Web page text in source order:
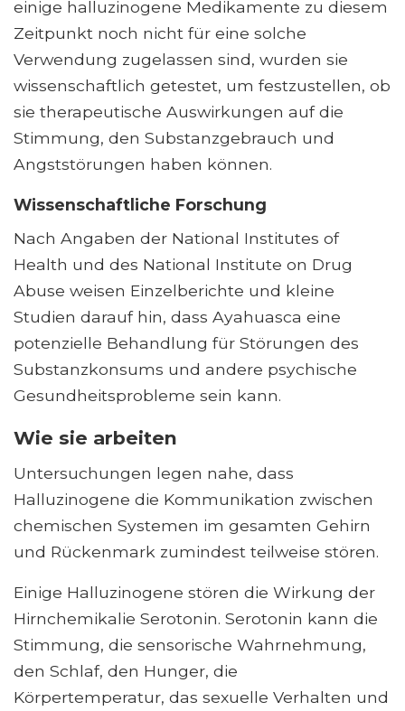
einige halluzinogene Medikamente zu diesem
Zeitpunkt noch nicht für eine solche
Verwendung zugelassen sind, wurden sie
wissenschaftlich getestet, um festzustellen, ob
sie therapeutische Auswirkungen auf die
Stimmung, den Substanzgebrauch und
Angststörungen haben können.
Wissenschaftliche Forschung
Nach Angaben der National Institutes of
Health und des National Institute on Drug
Abuse weisen Einzelberichte und kleine
Studien darauf hin, dass Ayahuasca eine
potenzielle Behandlung für Störungen des
Substanzkonsums und andere psychische
Gesundheitsprobleme sein kann.
Wie sie arbeiten
Untersuchungen legen nahe, dass
Halluzinogene die Kommunikation zwischen
chemischen Systemen im gesamten Gehirn
und Rückenmark zumindest teilweise stören.
Einige Halluzinogene stören die Wirkung der
Hirnchemikalie Serotonin. Serotonin kann die
Stimmung, die sensorische Wahrnehmung,
den Schlaf, den Hunger, die
Körpertemperatur, das sexuelle Verhalten und